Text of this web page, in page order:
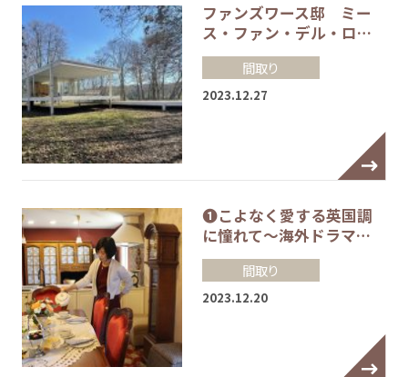
ファンズワース邸 ミー
ス・ファン・デル・ロ…
間取り
2023.12.27
❶こよなく愛する英国調
に憧れて～海外ドラマ…
間取り
2023.12.20